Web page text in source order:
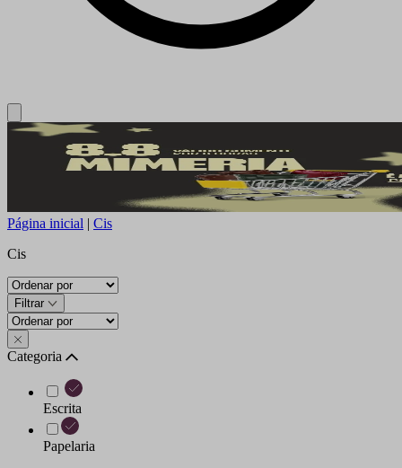
Página inicial | Cis
Cis
Filtrar
Categoria
Escrita
Papelaria